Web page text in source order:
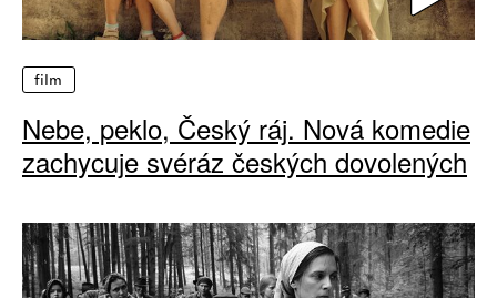
film
Nebe, peklo, Český ráj. Nová komedie
zachycuje svéráz českých dovolených